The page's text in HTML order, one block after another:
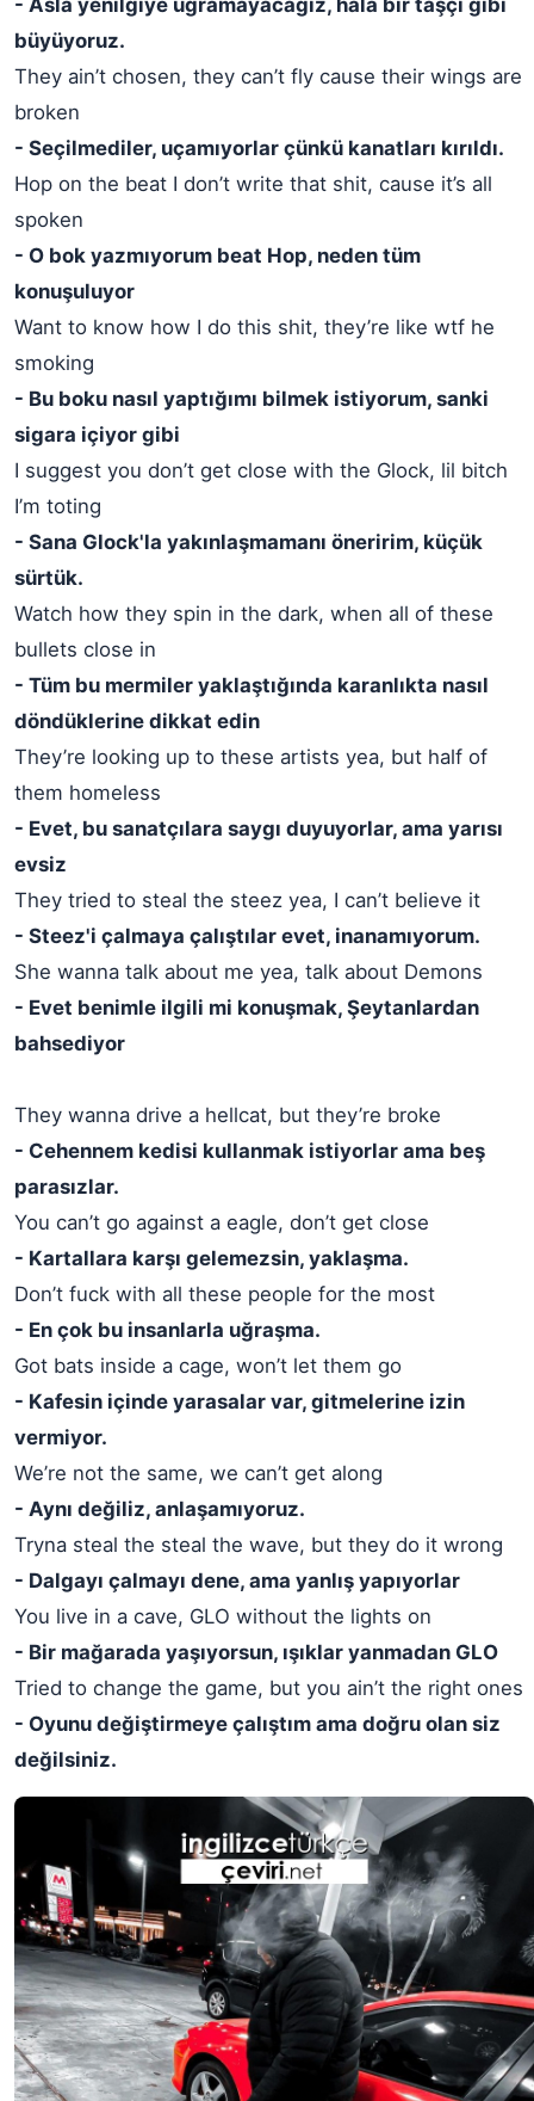
- Asla yenilgiye uğramayacağız, hala bir taşçı gibi
büyüyoruz.
They ain’t chosen, they can’t fly cause their wings are
broken
- Seçilmediler, uçamıyorlar çünkü kanatları kırıldı.
Hop on the beat I don’t write that shit, cause it’s all
spoken
- O bok yazmıyorum beat Hop, neden tüm
konuşuluyor
Want to know how I do this shit, they’re like wtf he
smoking
- Bu boku nasıl yaptığımı bilmek istiyorum, sanki
sigara içiyor gibi
I suggest you don’t get close with the Glock, lil bitch
I’m toting
- Sana Glock'la yakınlaşmamanı öneririm, küçük
sürtük.
Watch how they spin in the dark, when all of these
bullets close in
- Tüm bu mermiler yaklaştığında karanlıkta nasıl
döndüklerine dikkat edin
They’re looking up to these artists yea, but half of
them homeless
- Evet, bu sanatçılara saygı duyuyorlar, ama yarısı
evsiz
They tried to steal the steez yea, I can’t believe it
- Steez'i çalmaya çalıştılar evet, inanamıyorum.
She wanna talk about me yea, talk about Demons
- Evet benimle ilgili mi konuşmak, Şeytanlardan
bahsediyor
They wanna drive a hellcat, but they’re broke
- Cehennem kedisi kullanmak istiyorlar ama beş
parasızlar.
You can’t go against a eagle, don’t get close
- Kartallara karşı gelemezsin, yaklaşma.
Don’t fuck with all these people for the most
- En çok bu insanlarla uğraşma.
Got bats inside a cage, won’t let them go
- Kafesin içinde yarasalar var, gitmelerine izin
vermiyor.
We’re not the same, we can’t get along
- Aynı değiliz, anlaşamıyoruz.
Tryna steal the steal the wave, but they do it wrong
- Dalgayı çalmayı dene, ama yanlış yapıyorlar
You live in a cave, GLO without the lights on
- Bir mağarada yaşıyorsun, ışıklar yanmadan GLO
Tried to change the game, but you ain’t the right ones
- Oyunu değiştirmeye çalıştım ama doğru olan siz
değilsiniz.